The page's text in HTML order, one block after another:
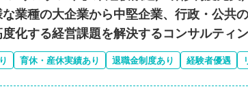
業種の大企業から中堅企業、行政・公共
化する経営課題を解決するコンサルティ
育休・産休実績あり 退職金制度あり 経験者優遇